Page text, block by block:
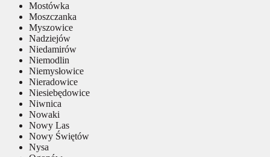
Mostówka
Moszczanka
Myszowice
Nadziejów
Niedamirów
Niemodlin
Niemysłowice
Nieradowice
Niesiebędowice
Niwnica
Nowaki
Nowy Las
Nowy Świętów
Nysa